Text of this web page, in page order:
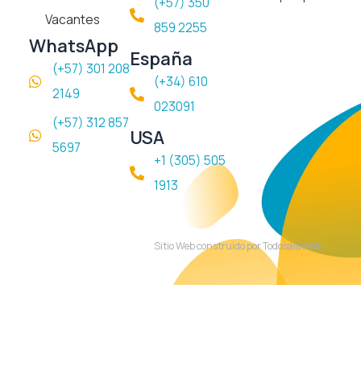
Vacantes
WhatsApp
(+57) 301 208
2149
(+57) 312 857
5697
859 2255
España
(+34) 610
023091
USA
+1 (305) 505
1913
Sitio Web construido por TodosalaWeb